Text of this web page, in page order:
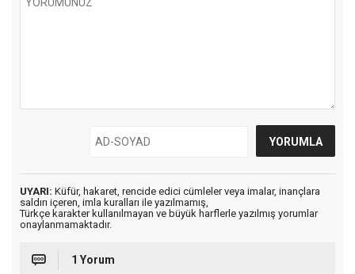
UYARI: Küfür, hakaret, rencide edici cümleler veya imalar, inançlara
saldırı içeren, imla kuralları ile yazılmamış,
Türkçe karakter kullanılmayan ve büyük harflerle yazılmış yorumlar
onaylanmamaktadır.
1 Yorum